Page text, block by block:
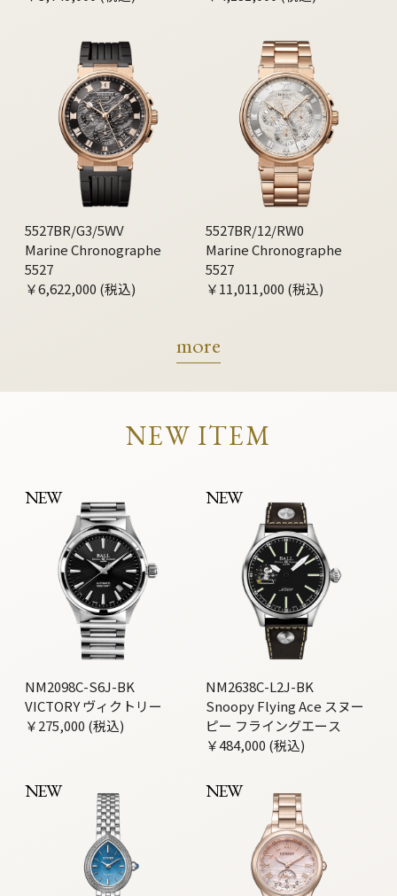
5527BR/G3/5WV
Marine Chronographe
5527
￥6,622,000 (税込)
5527BR/12/RW0
Marine Chronographe
5527
￥11,011,000 (税込)
more
NEW ITEM
NEW
NM2098C-S6J-BK
VICTORY ヴィクトリー
￥275,000 (税込)
NEW
NM2638C-L2J-BK
Snoopy Flying Ace スヌー
ピー フライングエース
￥484,000 (税込)
NEW NEW